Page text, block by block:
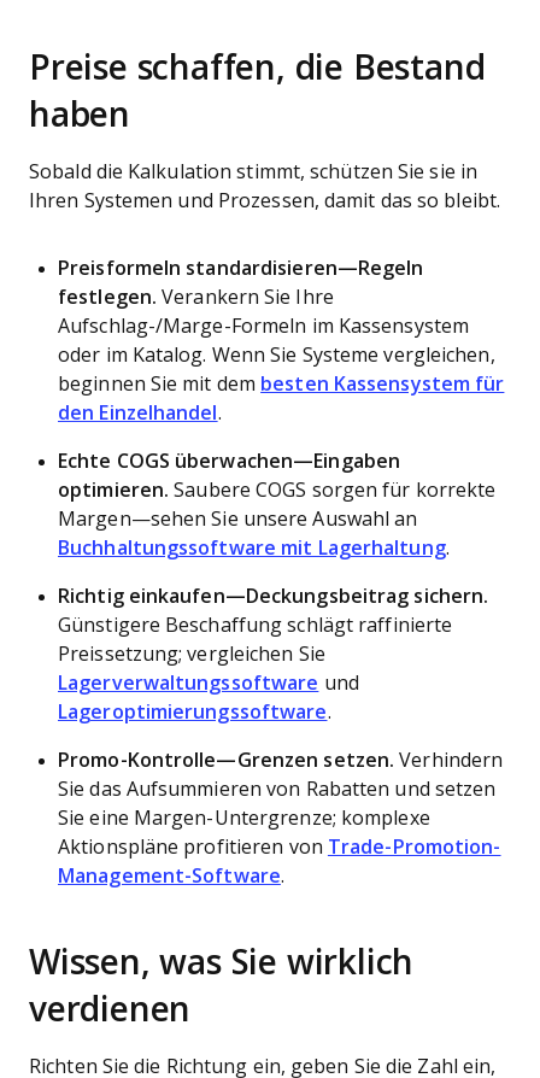
Preise schaffen, die Bestand
haben
Sobald die Kalkulation stimmt, schützen Sie sie in
Ihren Systemen und Prozessen, damit das so bleibt.
Preisformeln standardisieren—Regeln
festlegen. Verankern Sie Ihre
Aufschlag-/Marge-Formeln im Kassensystem
oder im Katalog. Wenn Sie Systeme vergleichen,
beginnen Sie mit dem besten Kassensystem für
den Einzelhandel .
Echte COGS überwachen—Eingaben
optimieren. Saubere COGS sorgen für korrekte
Margen—sehen Sie unsere Auswahl an
Buchhaltungssoftware mit Lagerhaltung.
Richtig einkaufen—Deckungsbeitrag sichern.
Günstigere Beschaffung schlägt raffinierte
Preissetzung; vergleichen Sie
Lagerverwaltungssoftware und
Lageroptimierungssoftware.
Promo-Kontrolle—Grenzen setzen. Verhindern
Sie das Aufsummieren von Rabatten und setzen
Sie eine Margen-Untergrenze; komplexe
Aktionspläne profitieren von Trade-Promotion-
Management-Software.
Wissen, was Sie wirklich
verdienen
Richten Sie die Richtung ein, geben Sie die Zahl ein,